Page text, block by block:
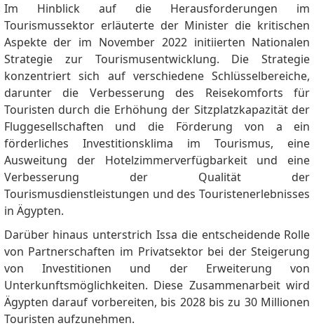
Im Hinblick auf die Herausforderungen im
Tourismussektor erläuterte der Minister die kritischen
Aspekte der im November 2022 initiierten Nationalen
Strategie zur Tourismusentwicklung. Die Strategie
konzentriert sich auf verschiedene Schlüsselbereiche,
darunter die Verbesserung des Reisekomforts für
Touristen durch die Erhöhung der Sitzplatzkapazität der
Fluggesellschaften und die Förderung von a ein
förderliches Investitionsklima im Tourismus, eine
Ausweitung der Hotelzimmerverfügbarkeit und eine
Verbesserung der Qualität der
Tourismusdienstleistungen und des Touristenerlebnisses
in Ägypten.
Darüber hinaus unterstrich Issa die entscheidende Rolle
von Partnerschaften im Privatsektor bei der Steigerung
von Investitionen und der Erweiterung von
Unterkunftsmöglichkeiten. Diese Zusammenarbeit wird
Ägypten darauf vorbereiten, bis 2028 bis zu 30 Millionen
Touristen aufzunehmen.